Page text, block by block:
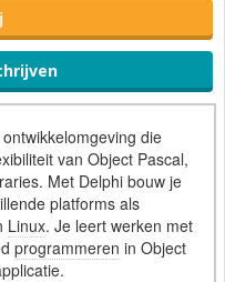
die
van Object Pascal,
Met Delphi bouw je
platforms als
Linux. Je leert werken met
programmeren in Object